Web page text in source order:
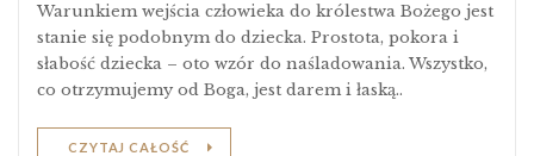
Warunkiem wejścia człowieka do królestwa Bożego jest
stanie się podobnym do dziecka. Prostota, pokora i
słabość dziecka – oto wzór do naśladowania. Wszystko,
co otrzymujemy od Boga, jest darem i łaską..
CZYTAJ CAŁOŚĆ